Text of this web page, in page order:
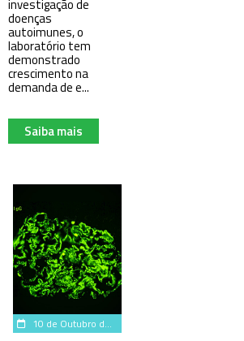
investigação de
doenças
autoimunes, o
laboratório tem
demonstrado
crescimento na
demanda de e...
Saiba mais
10 de Outubro de 2024